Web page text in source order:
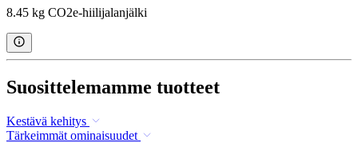
8.45 kg CO2e-hiilijalanjälki
Suosittelemamme tuotteet
Kestävä kehitys
Tärkeimmät ominaisuudet